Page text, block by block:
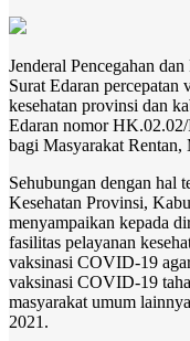
Jenderal Pencegahan
Surat Edaran
kesehatan provinsi dan
Edaran nomor
bagi Masyarakat
Sehubungan dengan hal
Kesehatan Provinsi,
menyampaikan kepada
fasilitas pelayanan
vaksinasi COVID-19
vaksinasi COVID-19
masyarakat umum
2021.